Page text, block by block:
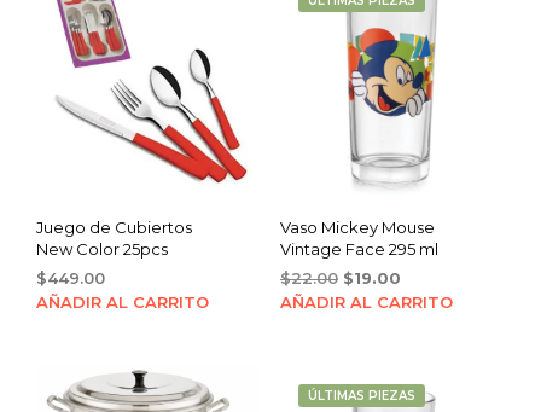
Juego de Cubiertos
New Color 25pcs
$449.00
AÑADIR AL CARRITO
Vaso Mickey Mouse
Vintage Face 295 ml
$22.00 Original
price
$19.00Current
price
AÑADIR AL CARRITO
ÚLTIMAS PIEZAS